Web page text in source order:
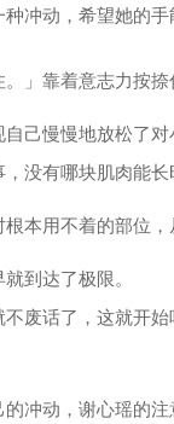
种冲动，希望她的
靠着意志力按捺
己慢慢地放松了对
有哪块肌肉能长
本用不着的部位
到达了极限。
废话了，这就开
动，谢心瑶的注